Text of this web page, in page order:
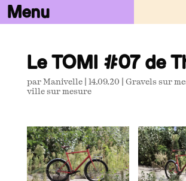
Le TOMI #07 de
parManivelle| 14.09.20 | Gravels sur
ville sur mesure